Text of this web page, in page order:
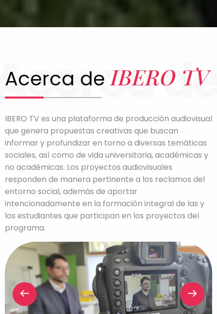
Acerca deIBERO TV
IBERO TV es una plataforma de producción audiovisual
que genera propuestas creativas que buscan
informar y profundizar en torno a diversas temáticas
sociales, así como de vida universitaria, académicas y
no académicas. Los proyectos audiovisuales
responden de manera pertinente a los reclamos del
entorno social, además de aportar
intencionadamente en la formación integral de las y
los estudiantes que participan en los proyectos del
programa.
Previous Slide Next